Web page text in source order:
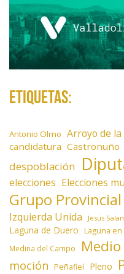
d
a
s
Etiquetas:
Antonio Olmo Arroyo de la
candidatura Castronuño
despoblación
elecciones Elecciones
Grupo
Izquierda Unida Jesús
Laguna de Duero Laguna en
Medina del Campo
moción Peñafiel Pleno